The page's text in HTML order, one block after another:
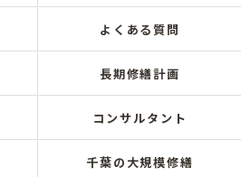
よくある質問
長期修繕計画
コンサルタント
千葉の大規模修繕